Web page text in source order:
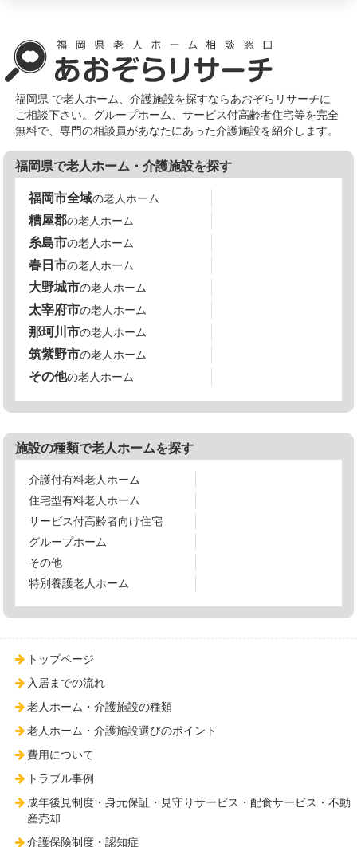
福岡県 で老人ホーム、介護施設を探すならあおぞらリサーチに
ご相談下さい。グループホーム、サービス付高齢者住宅等を完全
無料で、専門の相談員があなたにあった介護施設を紹介します。
福岡県で老人ホーム・介護施設を探す
福岡市全域の老人ホーム
糟屋郡の老人ホーム
糸島市の老人ホーム
春日市の老人ホーム
大野城市の老人ホーム
太宰府市の老人ホーム
那珂川市の老人ホーム
筑紫野市の老人ホーム
その他の老人ホーム
施設の種類で老人ホームを探す
介護付有料老人ホーム
住宅型有料老人ホーム
サービス付高齢者向け住宅
グループホーム
その他
特別養護老人ホーム
トップページ
入居までの流れ
老人ホーム・介護施設の種類
老人ホーム・介護施設選びのポイント
費用について
トラブル事例
成年後見制度・身元保証・見守りサービス・配食サービス・不動
産売却
介護保険制度・認知症